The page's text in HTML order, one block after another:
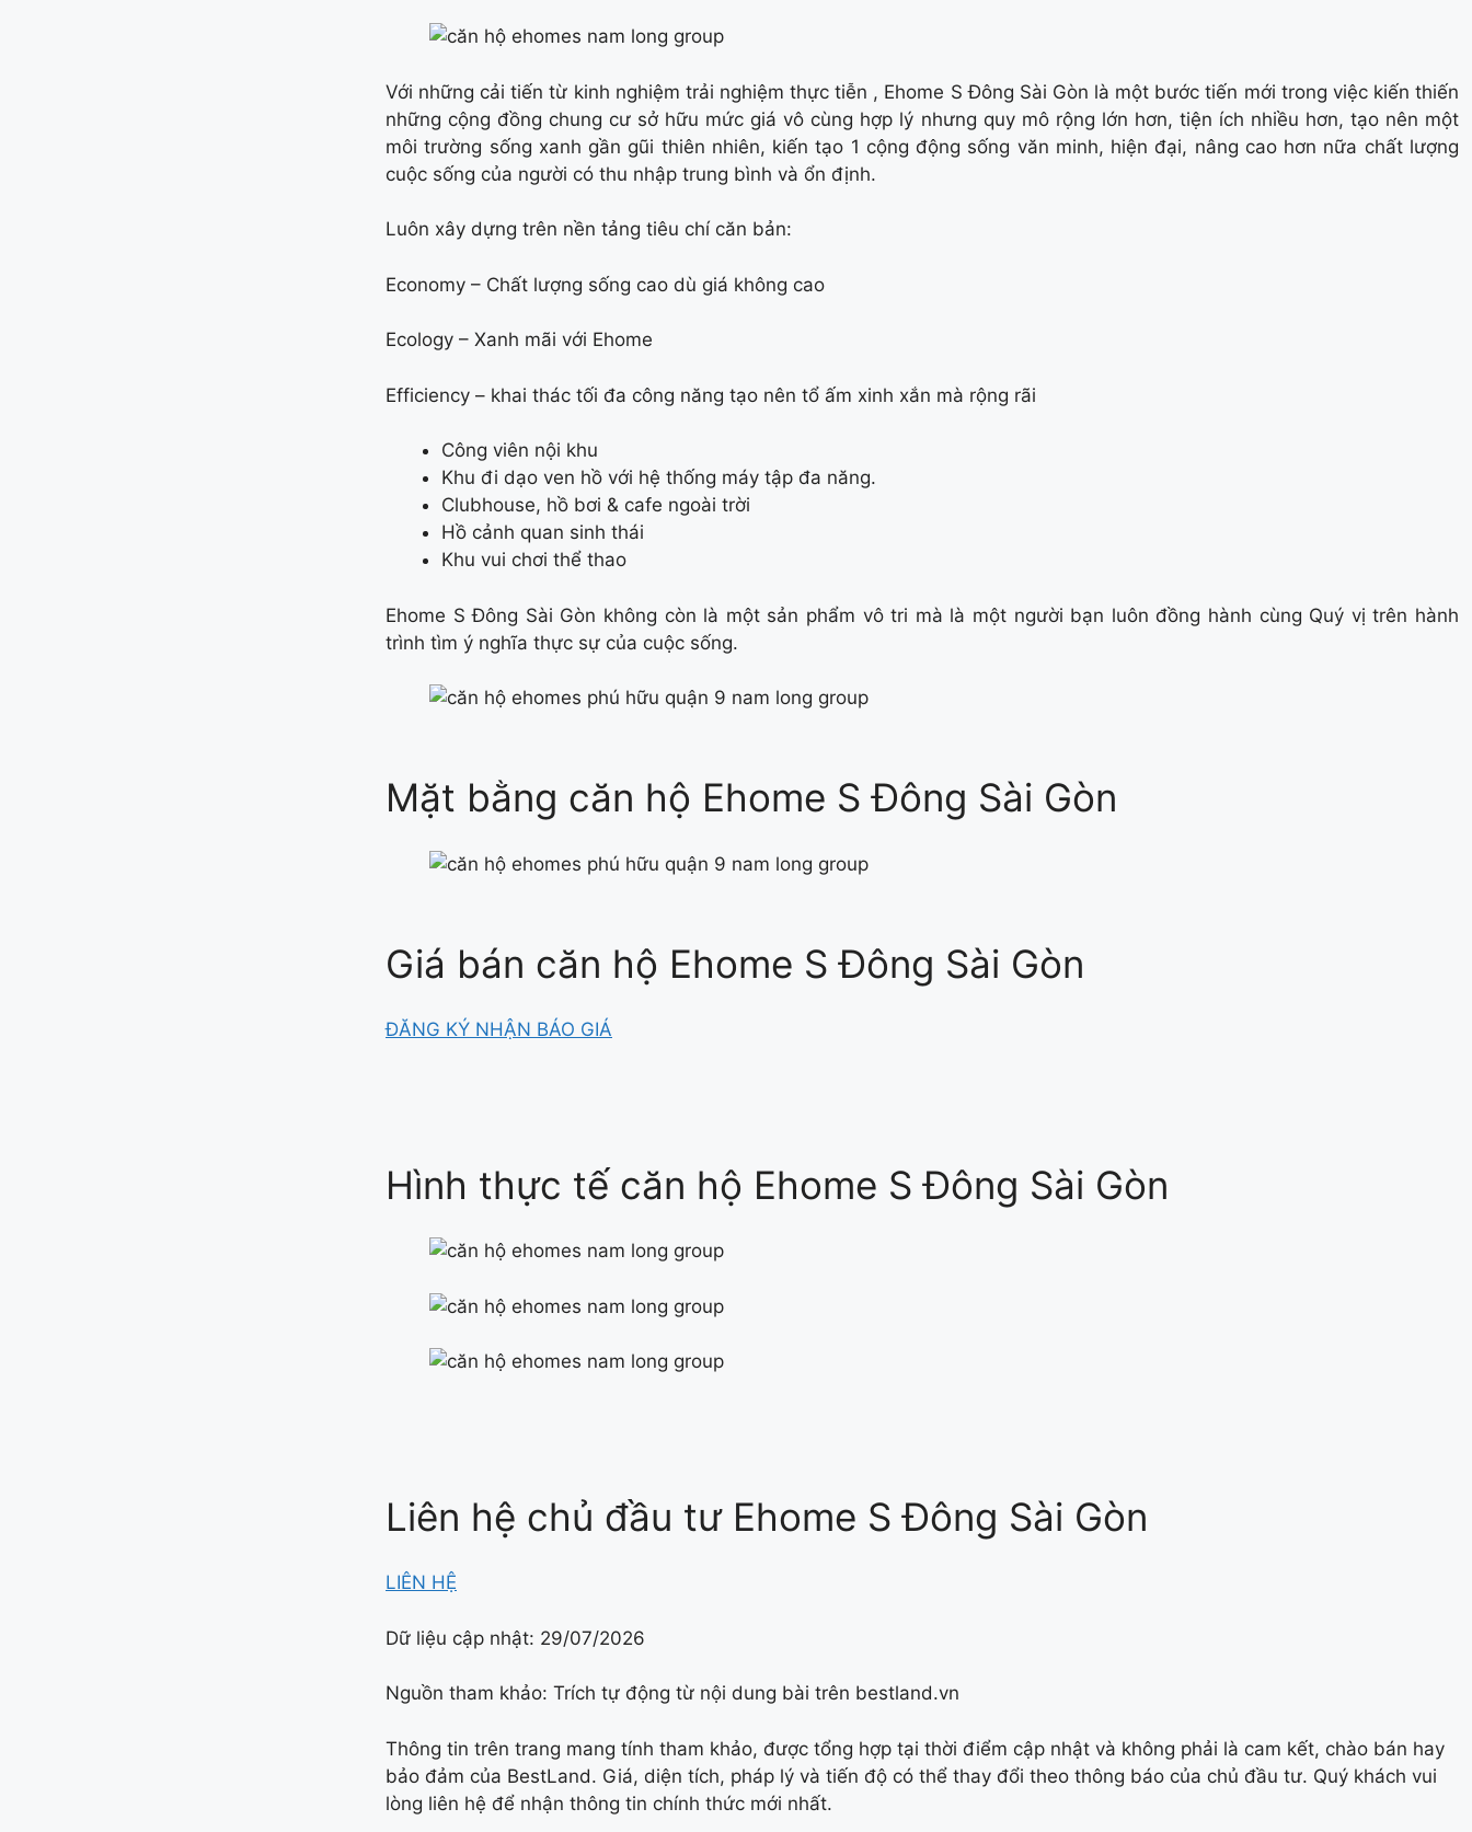
Với những cải tiến từ kinh nghiệm trải nghiệm thực tiễn , Ehome S Đông Sài Gòn là một bước tiến mới trong việc kiến thiến
những cộng đồng chung cư sở hữu mức giá vô cùng hợp lý nhưng quy mô rộng lớn hơn, tiện ích nhiều hơn, tạo nên một
môi trường sống xanh gần gũi thiên nhiên, kiến tạo 1 cộng động sống văn minh, hiện đại, nâng cao hơn nữa chất lượng
cuộc sống của người có thu nhập trung bình và ổn định.
Luôn xây dựng trên nền tảng tiêu chí căn bản:
Economy – Chất lượng sống cao dù giá không cao
Ecology – Xanh mãi với Ehome
Efficiency – khai thác tối đa công năng tạo nên tổ ấm xinh xắn mà rộng rãi
Công viên nội khu
Khu đi dạo ven hồ với hệ thống máy tập đa năng.
Clubhouse, hồ bơi & cafe ngoài trời
Hồ cảnh quan sinh thái
Khu vui chơi thể thao
Ehome S Đông Sài Gòn không còn là một sản phẩm vô tri mà là một người bạn luôn đồng hành cùng Quý vị trên hành
trình tìm ý nghĩa thực sự của cuộc sống.
Mặt bằng căn hộ Ehome S Đông Sài Gòn
Giá bán căn hộ Ehome S Đông Sài Gòn
ĐĂNG KÝ NHẬN BÁO GIÁ
Hình thực tế căn hộ Ehome S Đông Sài Gòn
Liên hệ chủ đầu tư Ehome S Đông Sài Gòn
LIÊN HỆ
Dữ liệu cập nhật: 29/07/2026
Nguồn tham khảo: Trích tự động từ nội dung bài trên bestland.vn
Thông tin trên trang mang tính tham khảo, được tổng hợp tại thời điểm cập nhật và không phải là cam kết, chào bán hay
bảo đảm của BestLand. Giá, diện tích, pháp lý và tiến độ có thể thay đổi theo thông báo của chủ đầu tư. Quý khách vui
lòng liên hệ để nhận thông tin chính thức mới nhất.